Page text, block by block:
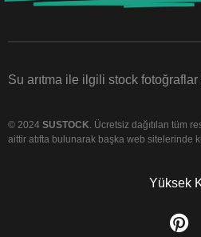
Su arıtma ile ilgili stock fotoğraflar
© 2024 SUSTOCK. Ücretsiz dağıtılan tüm
aittir atıfta bulunarak başka web sitelerinde
Yüksek